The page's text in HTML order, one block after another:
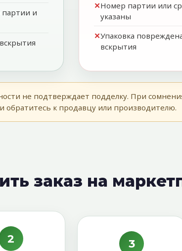
партии и
Номер партии или
указаны
Упаковка
вскрытия
не подтверждает подделку. При
обратитесь к продавцу или производителю.
заказ на
2 3